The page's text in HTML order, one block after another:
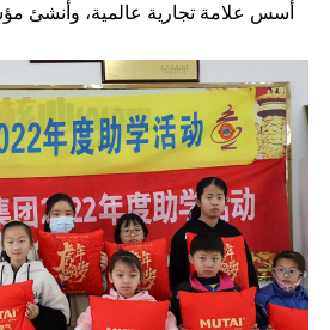
أسس علامة تجارية عالمية، وأنشئ